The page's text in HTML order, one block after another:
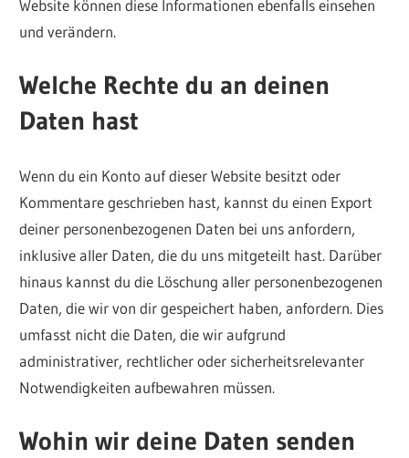
Website können diese Informationen ebenfalls einsehen
und verändern.
Welche Rechte du an deinen
Daten hast
Wenn du ein Konto auf dieser Website besitzt oder
Kommentare geschrieben hast, kannst du einen Export
deiner personenbezogenen Daten bei uns anfordern,
inklusive aller Daten, die du uns mitgeteilt hast. Darüber
hinaus kannst du die Löschung aller personenbezogenen
Daten, die wir von dir gespeichert haben, anfordern. Dies
umfasst nicht die Daten, die wir aufgrund
administrativer, rechtlicher oder sicherheitsrelevanter
Notwendigkeiten aufbewahren müssen.
Wohin wir deine Daten senden